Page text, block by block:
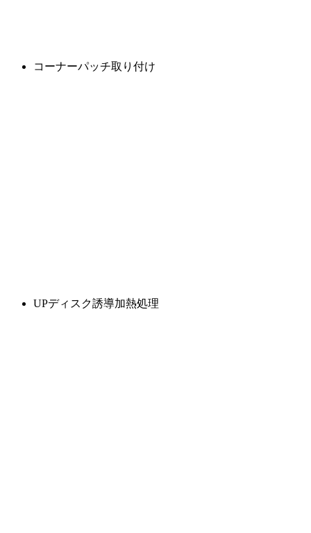
コーナーパッチ取り付け
UPディスク誘導加熱処理